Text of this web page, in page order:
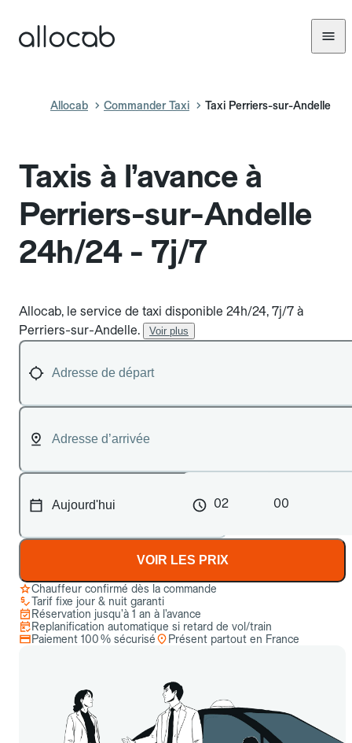
Allocab Commander Taxi Taxi Perriers-sur-Andelle
Taxis à l’avance à
Perriers-sur-Andelle
24h/24 - 7j/7
Allocab, le service de taxi disponible 24h/24, 7j/7 à
Perriers-sur-Andelle.
Voir plus
02 00
VOIR LES PRIX
Chauffeur confirmé dès la commande
Tarif fixe jour & nuit garanti
Réservation jusqu’à 1 an à l’avance
Replanification automatique si retard de vol/train
Paiement 100 % sécurisé
Présent partout en France